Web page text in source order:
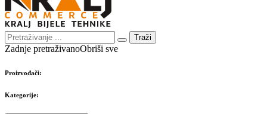
Traži
Zadnje pretraživanoObriši sve
Proizvođači:
Kategorije: